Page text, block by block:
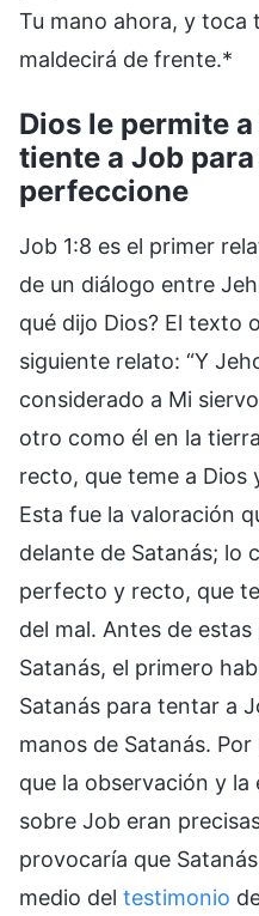
Tu mano ahora, y toca
maldecirá de frente.*
Dios le permite
tiente a Job
perfeccione
Job 1:8 es el primer
de un diálogo entre
qué dijo Dios? El texto
siguiente relato: “Y
considerado a Mi
otro como él en la
recto, que teme a Dios
Esta fue la valoración
delante de Satanás; lo
perfecto y recto, que
del mal. Antes de
Satanás, el primero
Satanás para tentar a
manos de Satanás.
que la observación y la
sobre Job eran
provocaría que
medio del testimonio